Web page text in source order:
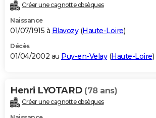
Créer une cagnotte obsèques
Naissance
01/07/1915 à Blavozy(Haute-Loire)
Décès
01/04/2002 au Puy-en-Velay(Haute-Loire)
Henri LYOTARD (78 ans)
Créer une cagnotte obsèques